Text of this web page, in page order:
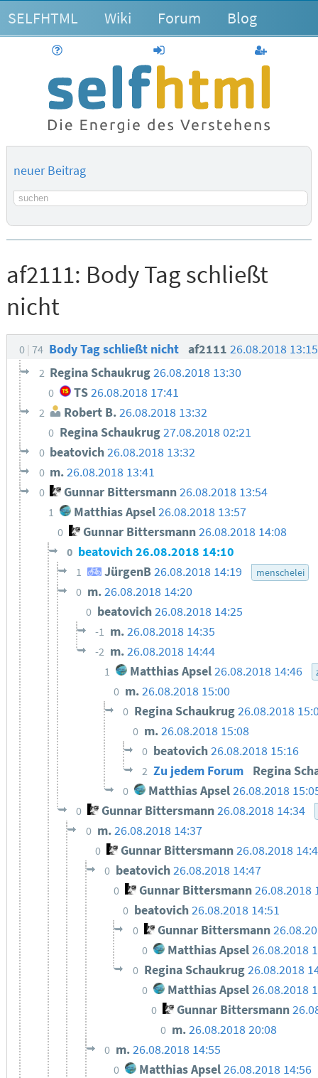
SELFHTML Wiki Forum Blog
anmelden
neuer Beitrag
Suchbegriff
af2111: Body Tag schließt
nicht
0 74 Body Tag schließt nicht af2111 26.08.2018
2 Regina Schaukrug26.08.2018 13:30
0 TS 26.08.2018 17:41
2 Robert B.26.08.2018 13:32
0 Regina Schaukrug27.08.2018 02:21
0 beatovich26.08.2018 13:32
0 m.26.08.2018 13:41
0 Gunnar Bittersmann26.08.2018 13:54
1 Matthias Apsel 26.08.2018 13:57
0 Gunnar Bittersmann26.08.2018 14:08
0 beatovich26.08.2018 14:10
1 JürgenB26.08.2018 14:19 menschelei
0 m.26.08.2018 14:20
0 beatovich26.08.2018 14:25
-1 m.26.08.2018 14:35
-2 m.26.08.2018 14:44
1 Matthias Apsel26.08.2018 14:46
0 m.26.08.2018 15:00
0 Regina Schaukrug26.08.2018
0 m.26.08.2018 15:08
0 beatovich26.08.2018 15:16
2 Zu jedem Forum Regina
0 Matthias Apsel26.08.2018
0 Gunnar Bittersmann26.08.2018 14:34
0 m.26.08.2018 14:37
0 Gunnar Bittersmann 26.08.2018
0 beatovich26.08.2018 14:47
0 Gunnar Bittersmann26.08.2018
0 beatovich26.08.2018 14:51
0 Gunnar Bittersmann
0 Matthias Apsel 26.08.2018
0 Regina Schaukrug26.08.2018
0 Matthias Apsel 26.08.2018
0 Gunnar Bittersmann
0 m.26.08.2018 20:08
0 m.26.08.2018 14:55
0 Matthias Apsel26.08.2018 14:56